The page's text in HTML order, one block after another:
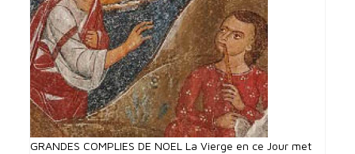
GRANDES COMPLIES DE NOEL La Vierge en ce Jour met